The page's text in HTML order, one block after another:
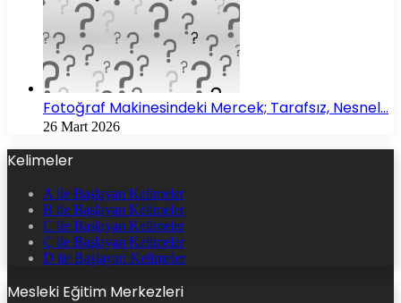
Fotoğraf Makinesindeki Mercek; Tarafsız, Nesnel…
26 Mart 2026
Kelimeler
A ile Başlayan Kelimeler
B ile Başlayan Kelimeler
C ile Başlayan Kelimeler
Ç ile Başlayan Kelimeler
D ile Başlayan Kelimeler
Mesleki Eğitim Merkezleri